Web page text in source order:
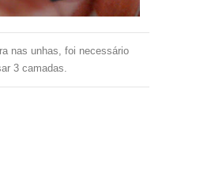
nas unhas, foi necessário
3 camadas.